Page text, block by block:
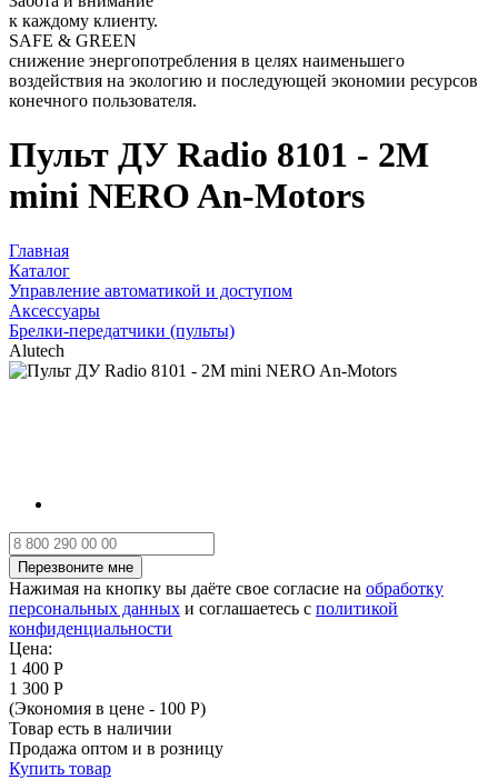
к каждому клиенту.
SAFE & GREEN
снижение энергопотребления в целях наименьшего
воздействия на экологию и последующей экономии ресурсов
конечного пользователя.
Пульт ДУ Radio 8101 - 2M
mini NERO An-Motors
Главная
Каталог
Управление автоматикой и доступом
Аксессуары
Брелки-передатчики (пульты)
Alutech
Нажимая на кнопку вы даёте свое согласие на обработку
персональных данных и соглашаетесь с политикой
конфиденциальности
Цена:
1 400 Р
1 300 Р
(Экономия в цене - 100 Р)
Товар есть в наличии
Продажа оптом и в розницу
Купить товар